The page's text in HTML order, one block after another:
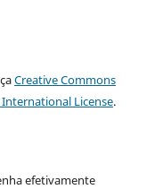
Creative Commons
License.
efetivamente